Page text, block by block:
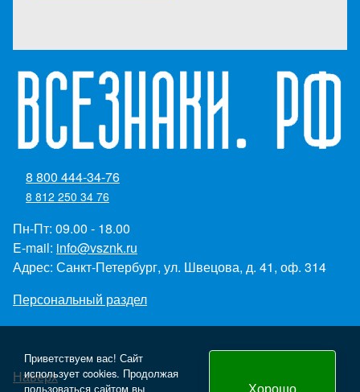
8 800 444-34-76
8 812 250 34 76
Пн-Пт: 09.00 - 18.00
E-mail: info@vsznk.ru
Адрес: Санкт-Петербург, ул. Швецова, д. 41, оф. 314
Персональный раздел
Наверх
Приветствуем вас! Сайт
использует cookies. Продолжая
пользоваться сайтом вы
Хорошо